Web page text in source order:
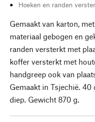
Hoeken en randen
Gemaakt van karton,
materiaal gebogen en
randen versterkt met
koffer versterkt met
handgreep ook van
Gemaakt in Tsjechië. 40
diep. Gewicht 870 g.